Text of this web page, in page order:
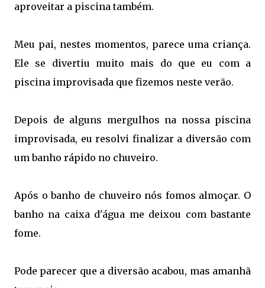
aproveitar a piscina também.
Meu pai, nestes momentos, parece uma criança.
Ele se divertiu muito mais do que eu com a
piscina improvisada que fizemos neste verão.
Depois de alguns mergulhos na nossa piscina
improvisada, eu resolvi finalizar a diversão com
um banho rápido no chuveiro.
Após o banho de chuveiro nós fomos almoçar. O
banho na caixa d'água me deixou com bastante
fome.
Pode parecer que a diversão acabou, mas amanhã